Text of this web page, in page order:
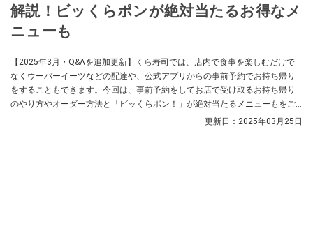
解説！ビッくらポンが絶対当たるお得なメ
ニューも
【2025年3月・Q&Aを追加更新】くら寿司では、店内で食事を楽しむだけで
なくウーバーイーツなどの配達や、公式アプリからの事前予約でお持ち帰り
をすることもできます。今回は、事前予約をしてお店で受け取るお持ち帰り
のやり方やオーダー方法と「ビッくらポン！」が絶対当たるメニューもをご
更新日： 2025年03月25日